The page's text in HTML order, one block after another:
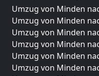
Umzug von Minden
Umzug von Minden
Umzug von Minden
Umzug von Minden
Umzug von Minden
Umzug von Minden